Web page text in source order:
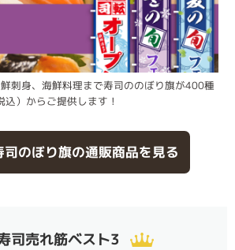
刺身、海鮮料理まで寿司ののぼり旗が400種
）からご提供します！
司のぼり旗の通販商品を見る
司売れ筋ベスト3